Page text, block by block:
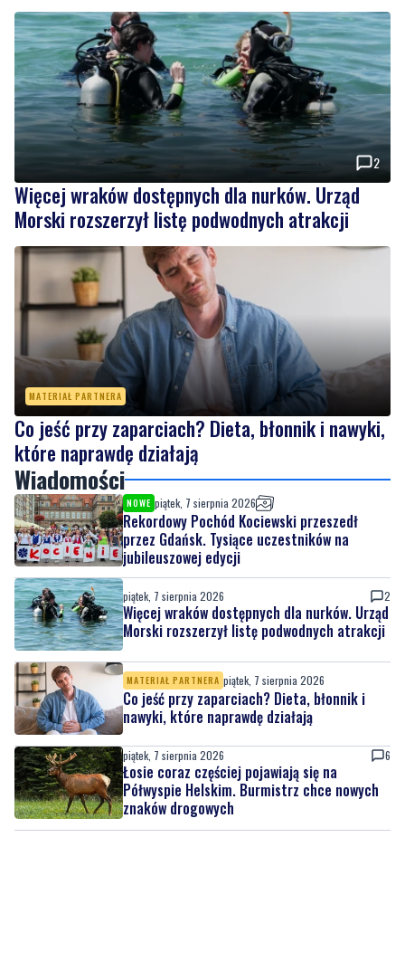
2
Więcej wraków dostępnych dla nurków. Urząd
Morski rozszerzył listę podwodnych atrakcji
MATERIAŁ PARTNERA
Co jeść przy zaparciach? Dieta, błonnik i nawyki,
które naprawdę działają
Wiadomości
NOWE piątek, 7 sierpnia 2026
Rekordowy Pochód Kociewski przeszedł
przez Gdańsk. Tysiące uczestników na
jubileuszowej edycji
piątek, 7 sierpnia 2026 2
Więcej wraków dostępnych dla nurków. Urząd
Morski rozszerzył listę podwodnych atrakcji
MATERIAŁ PARTNERA piątek, 7 sierpnia 2026
Co jeść przy zaparciach? Dieta, błonnik i
nawyki, które naprawdę działają
piątek, 7 sierpnia 2026 6
Łosie coraz częściej pojawiają się na
Półwyspie Helskim. Burmistrz chce nowych
znaków drogowych